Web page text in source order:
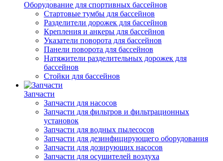
Оборудование для спортивных бассейнов
Стартовые тумбы для бассейнов
Разделители дорожек для бассейнов
Крепления и анкеры для бассейнов
Указатели поворота для бассейнов
Панели поворота для бассейнов
Натяжители разделительных дорожек для
бассейнов
Стойки для бассейнов
Запчасти
Запчасти для насосов
Запчасти для фильтров и фильтрационных
установок
Запчасти для водных пылесосов
Запчасти для дезинфицирующего оборудования
Запчасти для дозирующих насосов
Запчасти для осушителей воздуха